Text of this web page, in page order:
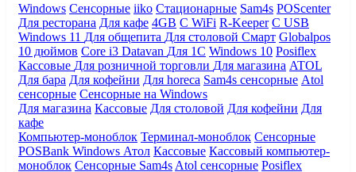
Windows Сенсорные iiko Стационарные Sam4s POScenter
Для ресторана Для кафе 4GB С WiFi R-Keeper С USB
Windows 11 Для общепита Для столовой Смарт Globalpos
10 дюймов Core i3 Datavan Для 1С Windows 10 Posiflex
Кассовые Для розничной торговли Для магазина ATOL
Для бара Для кофейни Для horeca Sam4s сенсорные Atol
сенсорные Сенсорные на Windows
Для магазина Кассовые Для столовой Для кофейни Для
кафе
Компьютер-моноблок Терминал-моноблок Сенсорные
POSBank Windows Атол Кассовые Кассовый компьютер-
моноблок Сенсорные Sam4s Atol сенсорные Posiflex